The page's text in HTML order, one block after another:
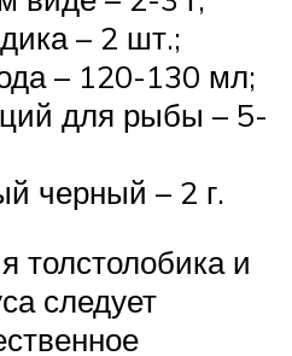
– 2 шт.;
– 120-130 мл;
для рыбы – 5-
черный – 2 г.
толстолобика и
следует